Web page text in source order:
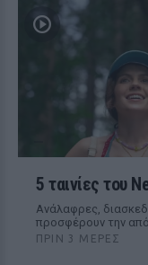
5 ταινίες του
Aνάλαφρες,
προσφέρουν την
ΠΡΙΝ 3 ΜΈΡΕΣ